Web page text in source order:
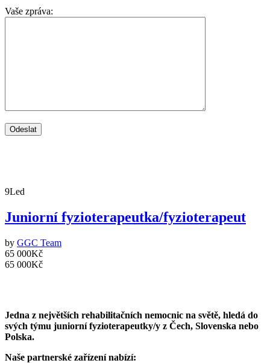
Vaše zpráva:
9Led
Juniorní fyzioterapeutka/fyzioterapeut
by GGC Team
65 000Kč
65 000Kč
Jedna z největších rehabilitačních nemocnic na světě, hledá do
svých týmu juniorní fyzioterapeutky/y z Čech, Slovenska nebo
Polska.
Naše partnerské zařízení nabízí: